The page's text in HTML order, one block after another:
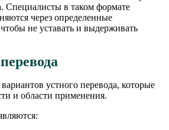
Специалисты в таком формате
через определенные
не уставать и выдерживать
устного перевода, которые
и области применения.